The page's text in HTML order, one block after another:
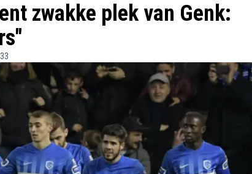
zwakke plek van Genk: